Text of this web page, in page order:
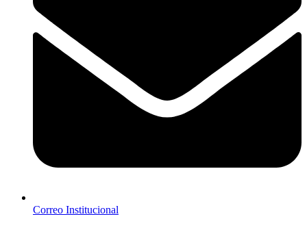
Correo Institucional